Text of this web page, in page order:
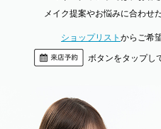
メイク提案やお悩みに合わせ
ショップリスト からご希
ボタンをタップし